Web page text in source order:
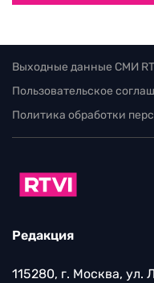
Выходные данные СМИ
Пользовательское
Политика обработки
Редакция
115280, г. Москва, ул.